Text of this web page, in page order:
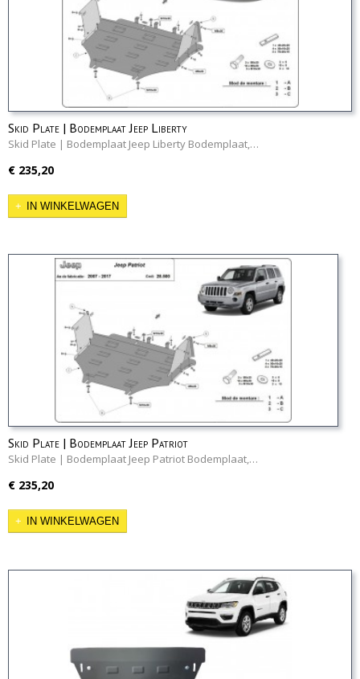
Skid Plate | Bodemplaat Jeep Liberty
Skid Plate | Bodemplaat Jeep Liberty Bodemplaat,…
€ 235,20
IN WINKELWAGEN
Skid Plate | Bodemplaat Jeep Patriot
Skid Plate | Bodemplaat Jeep Patriot Bodemplaat,…
€ 235,20
IN WINKELWAGEN